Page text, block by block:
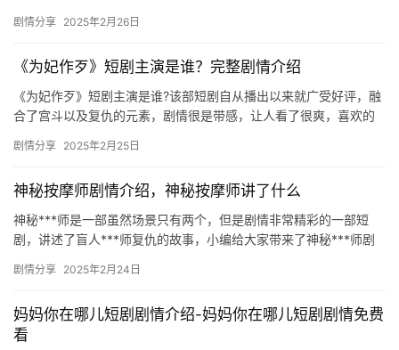
看下…
剧情分享 2025年2月26日
《为妃作歹》短剧主演是谁？完整剧情介绍
《为妃作歹》短剧主演是谁?该部短剧自从播出以来就广受好评，融
合了宫斗以及复仇的元素，剧情很是带感，让人看了很爽，喜欢的
剧情分享 2025年2月25日
神秘按摩师剧情介绍，神秘按摩师讲了什么
神秘***师是一部虽然场景只有两个，但是剧情非常精彩的一部短
剧，讲述了盲人***师复仇的故事，小编给大家带来了神秘***师剧
剧情分享 2025年2月24日
妈妈你在哪儿短剧剧情介绍-妈妈你在哪儿短剧剧情免费
看